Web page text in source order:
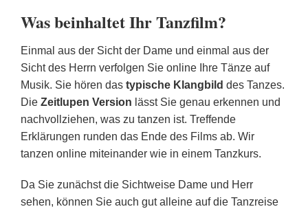
Was beinhaltet Ihr Tanzfilm?
Einmal aus der Sicht der Dame und einmal aus der
Sicht des Herrn verfolgen Sie online Ihre Tänze auf
Musik. Sie hören das typische Klangbild des Tanzes.
Die Zeitlupen Version lässt Sie genau erkennen und
nachvollziehen, was zu tanzen ist. Treffende
Erklärungen runden das Ende des Films ab. Wir
tanzen online miteinander wie in einem Tanzkurs.
Da Sie zunächst die Sichtweise Dame und Herr
sehen, können Sie auch gut alleine auf die Tanzreise